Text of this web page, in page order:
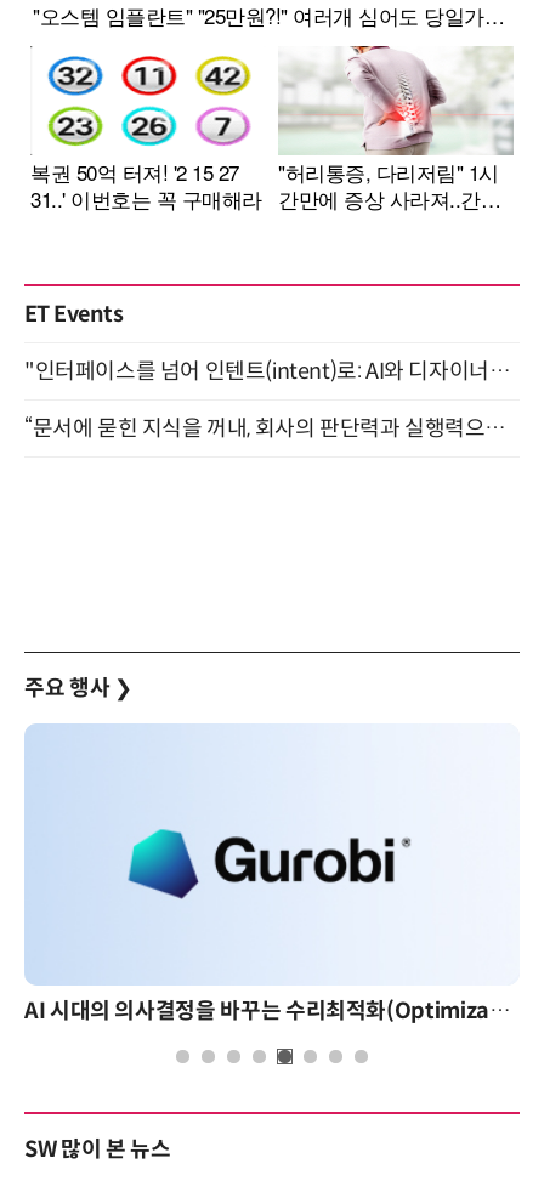
ET Events
"인터페이스를 넘어 인텐트(intent)로: AI와 디자이너가 함께 만드는 공존의 UX" 강남역 (9/2)
“문서에 묻힌 지식을 꺼내, 회사의 판단력과 실행력으로 바꾸다” (8/20)
주요 행사 ❯
AI 시대의 의사결정을 바꾸는 수리최적화(Optimization): 실제 산업 적용 사례와 활용 전략
SW 많이 본 뉴스